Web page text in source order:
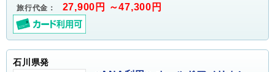
旅行代金： 27,900円 ～47,300円
石川県発